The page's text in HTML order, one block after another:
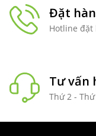
Đặt
Hotline đặt
Tư vấn
Thứ 2 -